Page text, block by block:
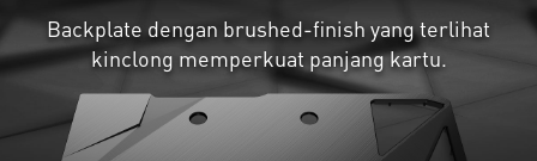
Backplate dengan brushed-finish yang terlihat
kinclong memperkuat panjang kartu.